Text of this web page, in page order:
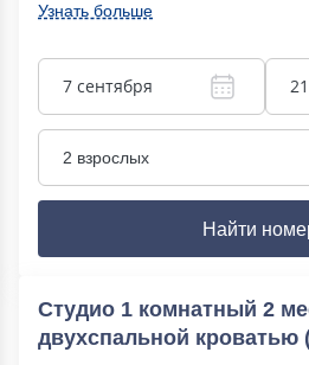
Узнать больше
7 сентября
2 взрослых
Найти
Студио 1 комнатный 2
двухспальной